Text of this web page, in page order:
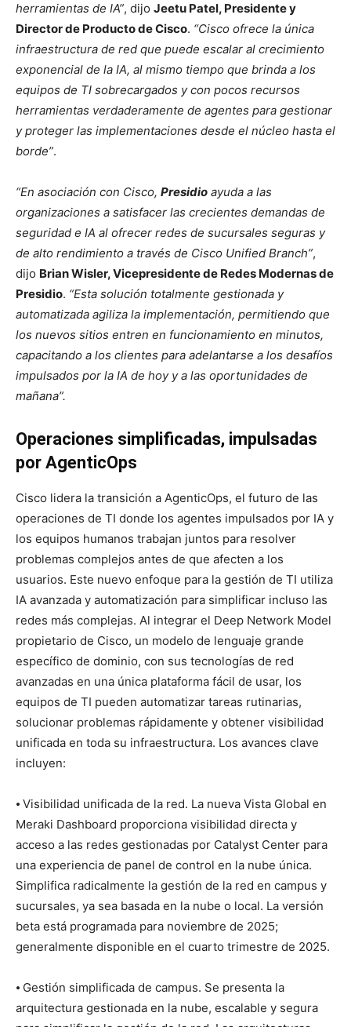
herramientas de IA”, dijo Jeetu Patel, Presidente y
Director de Producto de Cisco. “Cisco ofrece la única
infraestructura de red que puede escalar al crecimiento
exponencial de la IA, al mismo tiempo que brinda a los
equipos de TI sobrecargados y con pocos recursos
herramientas verdaderamente de agentes para gestionar
y proteger las implementaciones desde el núcleo hasta el
borde”.
“En asociación con Cisco, Presidio ayuda a las
organizaciones a satisfacer las crecientes demandas de
seguridad e IA al ofrecer redes de sucursales seguras y
de alto rendimiento a través de Cisco Unified Branch”,
dijo Brian Wisler, Vicepresidente de Redes Modernas de
Presidio. “Esta solución totalmente gestionada y
automatizada agiliza la implementación, permitiendo que
los nuevos sitios entren en funcionamiento en minutos,
capacitando a los clientes para adelantarse a los desafíos
impulsados por la IA de hoy y a las oportunidades de
mañana”.
Operaciones simplificadas, impulsadas
por AgenticOps
Cisco lidera la transición a AgenticOps, el futuro de las
operaciones de TI donde los agentes impulsados por IA y
los equipos humanos trabajan juntos para resolver
problemas complejos antes de que afecten a los
usuarios. Este nuevo enfoque para la gestión de TI utiliza
IA avanzada y automatización para simplificar incluso las
redes más complejas. Al integrar el Deep Network Model
propietario de Cisco, un modelo de lenguaje grande
específico de dominio, con sus tecnologías de red
avanzadas en una única plataforma fácil de usar, los
equipos de TI pueden automatizar tareas rutinarias,
solucionar problemas rápidamente y obtener visibilidad
unificada en toda su infraestructura. Los avances clave
incluyen:
⦁ Visibilidad unificada de la red. La nueva Vista Global en
Meraki Dashboard proporciona visibilidad directa y
acceso a las redes gestionadas por Catalyst Center para
una experiencia de panel de control en la nube única.
Simplifica radicalmente la gestión de la red en campus y
sucursales, ya sea basada en la nube o local. La versión
beta está programada para noviembre de 2025;
generalmente disponible en el cuarto trimestre de 2025.
⦁ Gestión simplificada de campus. Se presenta la
arquitectura gestionada en la nube, escalable y segura